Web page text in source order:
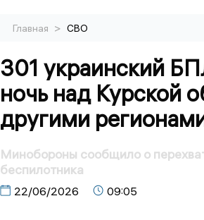
Главная > СВО
301 украинский
ночь над Курской
другими
Минобороны сообщило о
беспилотника
22/06/2026 09:05